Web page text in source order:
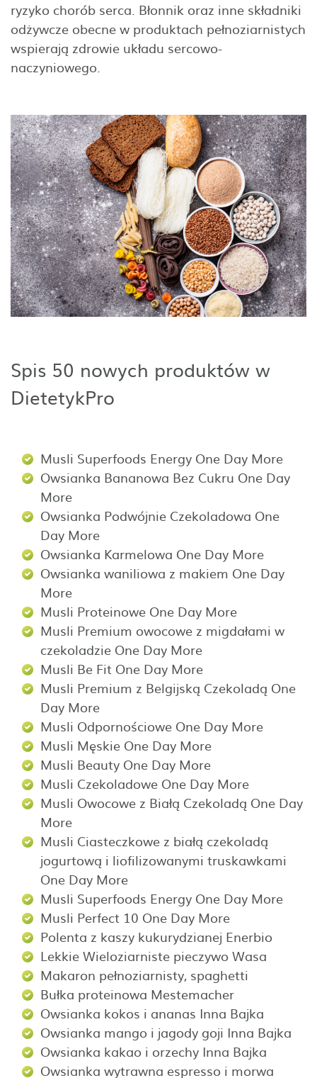
ryzyko chorób serca. Błonnik oraz inne składniki
odżywcze obecne w produktach pełnoziarnistych
wspierają zdrowie układu sercowo-
naczyniowego.
Spis 50 nowych produktów w
DietetykPro
Musli Superfoods Energy One Day More
Owsianka Bananowa Bez Cukru One Day
More
Owsianka Podwójnie Czekoladowa One
Day More
Owsianka Karmelowa One Day More
Owsianka waniliowa z makiem One Day
More
Musli Proteinowe One Day More
Musli Premium owocowe z migdałami w
czekoladzie One Day More
Musli Be Fit One Day More
Musli Premium z Belgijską Czekoladą One
Day More
Musli Odpornościowe One Day More
Musli Męskie One Day More
Musli Beauty One Day More
Musli Czekoladowe One Day More
Musli Owocowe z Białą Czekoladą One Day
More
Musli Ciasteczkowe z białą czekoladą
jogurtową i liofilizowanymi truskawkami
One Day More
Musli Superfoods Energy One Day More
Musli Perfect 10 One Day More
Polenta z kaszy kukurydzianej Enerbio
Lekkie Wieloziarniste pieczywo Wasa
Makaron pełnoziarnisty, spaghetti
Bułka proteinowa Mestemacher
Owsianka kokos i ananas Inna Bajka
Owsianka mango i jagody goji Inna Bajka
Owsianka kakao i orzechy Inna Bajka
Owsianka wytrawna espresso i morwa